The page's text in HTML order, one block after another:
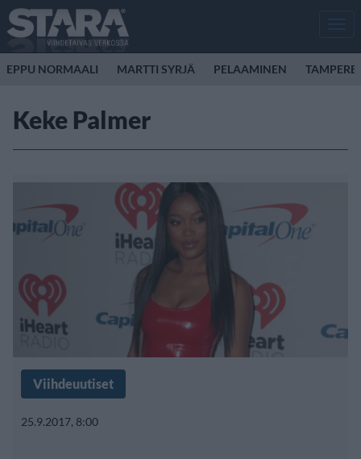
EPPU NORMAALI MARTTI SYRJÄ PELAAMINEN TAMPERE
Keke Palmer
Viihdeuutiset
25.9.2017, 8:00